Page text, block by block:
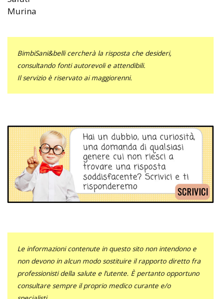
Murina
BimbiSani&belli cercherà la risposta che desideri,
consultando fonti autorevoli e attendibili.
Il servizio è riservato ai maggiorenni.
Le informazioni contenute in questo sito non intendono e
non devono in alcun modo sostituire il rapporto diretto fra
professionisti della salute e l’utente. È pertanto opportuno
consultare sempre il proprio medico curante e/o